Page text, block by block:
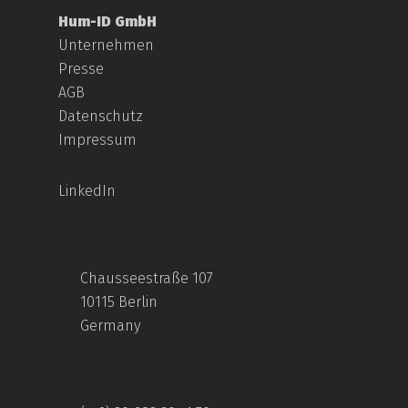
Hum-ID GmbH
Unternehmen
Presse
AGB
Datenschutz
Impressum
LinkedIn
Chausseestraße 107
10115 Berlin
Germany